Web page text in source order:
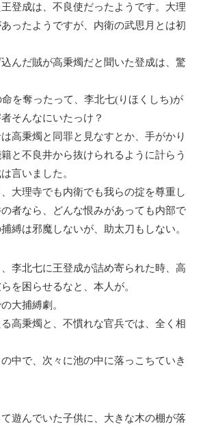
登成は、不良使だったようです。大理
ったようですが、内衛の武思月とは初
んだ賊が高秉燭だと聞いた登成は、驚
を奪ったって、李北七(りほくしち)が
そんなにいたっけ？
高秉燭と同罪と見なすとか、手がかり
と不良井から抜けられるように計らう
言いました。
大理寺でも内衛でも我らの掟を尊重し
者なら、どんな恨みがあっても内部で
縛は邪魔しないが、助太刀もしない。
李北七に王登成が詰め寄られた時、高
を困らせるなと、本人が。
大捕縛劇。
高秉燭と、不慣れな官兵では、全く相
中で、次々に池の中に落っこちていき
遊んでいた子供に、大きな木の棚が落